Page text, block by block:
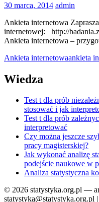
30 marca, 2014 admin
Ankieta internetowa
internetowej: http://
Ankieta internetowa –
Ankieta internetowaankieta
Wiedza
Test t dla prób
stosować i jak
Test t dla prób
interpretować
Czy można jeszcze
pracy magisterskiej?
Jak wykonać analizę
podejście naukowe w
Analiza statystyczna
© 2026 statystyka.org.pl —
statystyka@statystyka.org.pl